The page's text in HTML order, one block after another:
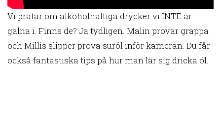
Vi pratar om alkoholhaltiga drycker vi INTE är
galna i. Finns de? Ja tydligen. Malin provar grappa
och Millis slipper prova suröl inför kameran. Du får
också fantastiska tips på hur man lär sig dricka öl.